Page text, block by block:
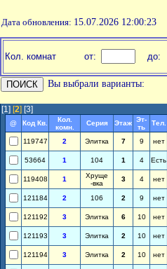
Дата обновления: 15.07.2026 12:00:23
Кол. комнат от: до:
Вы выбрали варианты:
[1] [2] [3]
@ Код Кв.
Кол.
комн.
Серия Этаж Эт-
ть
Тел.
119747
2 Элитка 7 9 нет
53664 1 104 1 4 Есть
119408 1
Хруще
-вка
3 4 нет
121184 2 106 2 9 нет
121192 3 Элитка 6 10 нет
121193 3 Элитка 2 10 нет
121194 3 Элитка 2 10 нет